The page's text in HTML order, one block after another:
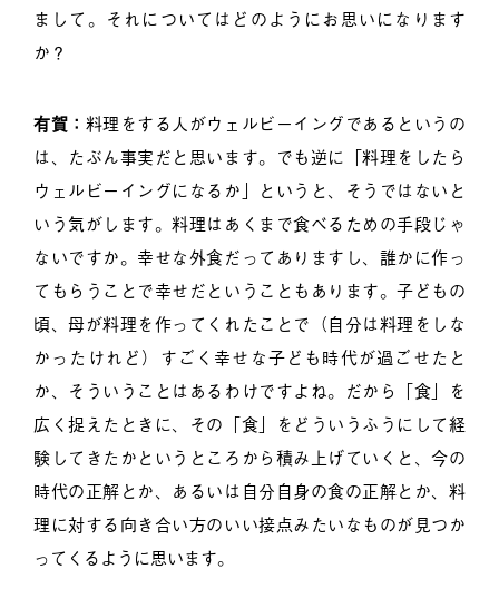
まして。それについてはどのようにお思いになります
か？
有賀： 料理をする人がウェルビーイングであるというの
は、たぶん事実だと思います。でも逆に「料理をしたら
ウェルビーイングになるか」というと、そうではないと
いう気がします。料理はあくまで食べるための手段じゃ
ないですか。幸せな外食だってありますし、誰かに作っ
てもらうことで幸せだということもあります。子どもの
頃、母が料理を作ってくれたことで（自分は料理をしな
かったけれど）すごく幸せな子ども時代が過ごせたと
か、そういうことはあるわけですよね。だから「食」を
広く捉えたときに、その「食」をどういうふうにして経
験してきたかというところから積み上げていくと、今の
時代の正解とか、あるいは自分自身の食の正解とか、料
理に対する向き合い方のいい接点みたいなものが見つか
ってくるように思います。